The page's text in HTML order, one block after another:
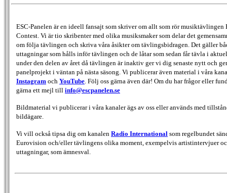
ESC-Panelen är en ideell fansajt som skriver om allt som rör musiktävlingen
Contest. Vi är tio skribenter med olika musiksmaker som delar det
om följa tävlingen och skriva våra åsikter om tävlingsbidragen. Det gäller
uttagningar som hålls inför tävlingen och de låtar som sedan får tävla i
under den delen av året då tävlingen är inaktiv ger vi dig senaste nytt och
panelprojekt i väntan på nästa säsong. Vi publicerar även material i våra
Instagram och YouTube. Följ oss gärna även där! Om du har frågor eller
gärna ett mejl till info@escpanelen.se
Bildmaterial vi publicerar i våra kanaler ägs av oss eller används med
bildägare.
Vi vill också tipsa dig om kanalen Radio International som regelbundet
Eurovision och/eller tävlingens olika moment, exempelvis artistintervjuer
uttagningar, som ämnesval.